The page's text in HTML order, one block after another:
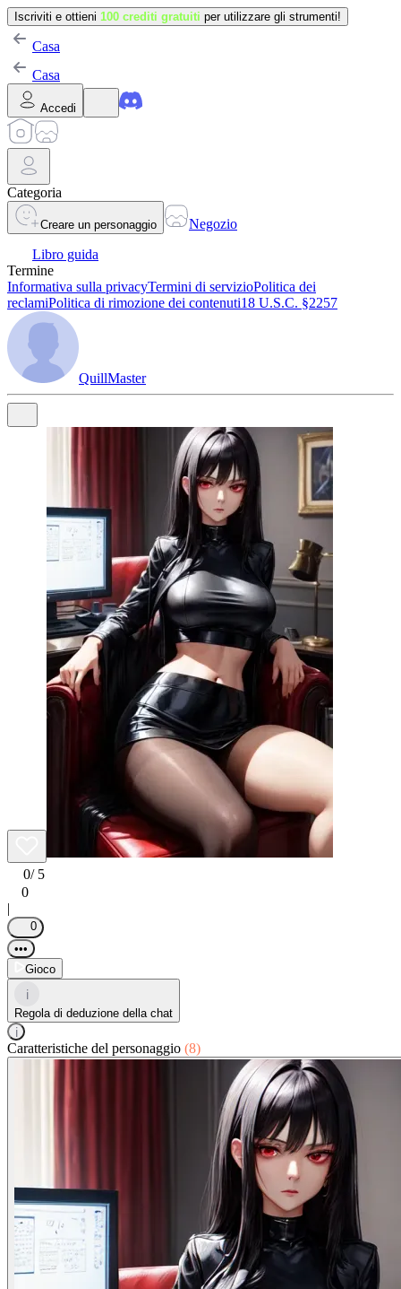
Iscriviti e ottieni 100 crediti gratuiti per utilizzare gli strumenti!
Casa
Casa
Accedi
Categoria
Creare un personaggio
Negozio
Libro guida
Termine
Informativa sulla privacyTermini di servizioPolitica dei
reclamiPolitica di rimozione dei contenuti18 U.S.C. §2257
QuillMaster
0/ 5
0
|
0
•••
Gioco
i
Regola di deduzione della chat
i
Caratteristiche del personaggio (8)